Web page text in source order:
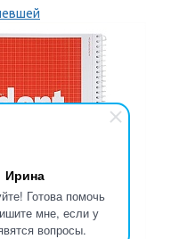
Ирина
Готова помочь
мне, если у
вопросы.